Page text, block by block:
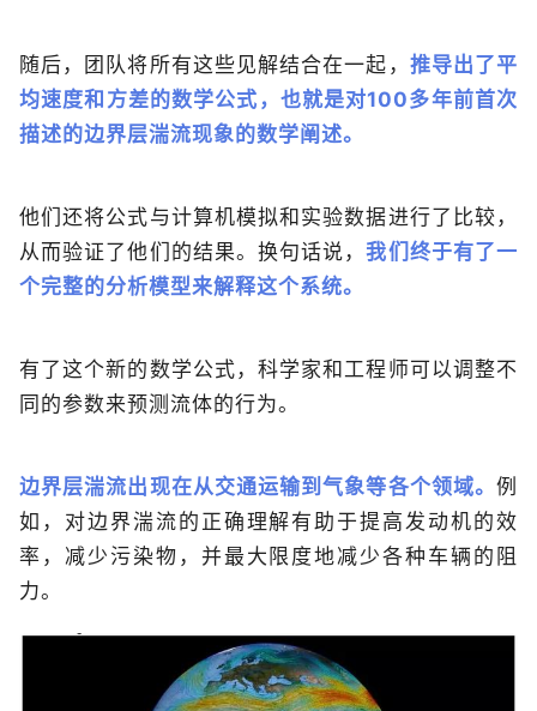
随后，团队将所有这些见解结合在一起， 推导出了平
均速度和方差的数学公式，也就是对100多年前首次
描述的边界层湍流现象的数学阐述。
他们还将公式与计算机模拟和实验数据进行了比较，
从而验证了他们的结果。换句话说，我们终于有了一
个完整的分析模型来解释这个系统。
有了这个新的数学公式，科学家和工程师可以调整不
同的参数来预测流体的行为。
边界层湍流出现在从交通运输到气象等各个领域。 例
如，对边界湍流的正确理解有助于提高发动机的效
率，减少污染物，并最大限度地减少各种车辆的阻
力。